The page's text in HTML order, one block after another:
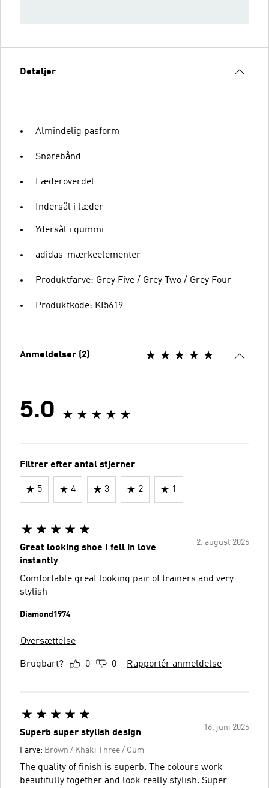
Detaljer
Almindelig pasform
Snørebånd
Læderoverdel
Indersål i læder
Ydersål i gummi
adidas-mærkeelementer
Produktfarve: Grey Five / Grey Two / Grey Four
Produktkode: KI5619
Anmeldelser (2)
5.0
Filtrer efter antal stjerner
5 4 3 2 1
2. august 2026
Great looking shoe I fell in love
instantly
Comfortable great looking pair of trainers and very
stylish
Diamond1974
Oversættelse
Brugbart? 0 0 Rapportér anmeldelse
16. juni 2026
Superb super stylish design
Farve: Brown / Khaki Three / Gum
The quality of finish is superb. The colours work
beautifully together and look really stylish. Super